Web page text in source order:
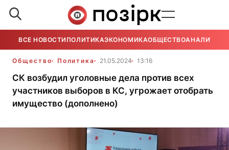
ВСЕ НОВОСТИ ПОЛИТИКАЭКОНОМИКАОБЩЕСТВОАНАЛИТИКА
Общество Политика 21.05.2024 13:16
СК возбудил уголовные дела против всех
участников выборов в КС, угрожает отобрать
имущество (дополнено)